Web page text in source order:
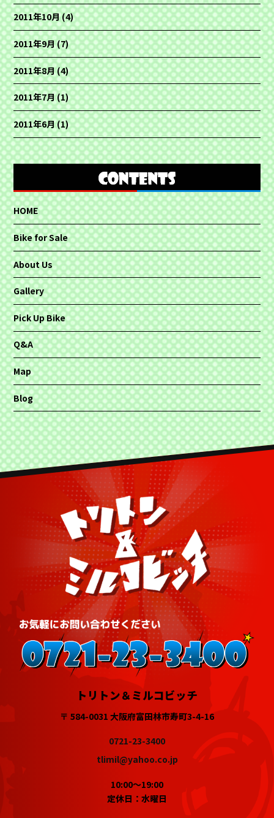
2011年10月(4)
2011年9月(7)
2011年8月(4)
2011年7月(1)
2011年6月(1)
HOME
Bike for Sale
About Us
Gallery
Pick Up Bike
Q&A
Map
Blog
トリトン＆ミルコビッチ
〒 584-0031 大阪府富田林市寿町3-4-16
0721-23-3400
tlimil@yahoo.co.jp
10:00～19:00
定休日：水曜日